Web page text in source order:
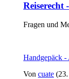
Reiserecht
Fragen und
Handgepäck
Von cuate